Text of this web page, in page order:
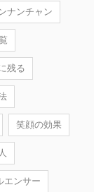
ナンチャン
残る
笑顔の効果
エンサー